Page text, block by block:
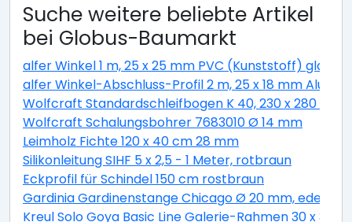
Suche weitere beliebte Artikel
bei Globus-Baumarkt
alfer Winkel 1 m, 25 x 25 mm PVC (Kunststoff) glatt
alfer Winkel-Abschluss-Profil 2 m, 25 x 18 mm
Wolfcraft Standardschleifbogen K 40, 230 x 280 cm
Wolfcraft Schalungsbohrer 7683010 Ø 14 mm
Leimholz Fichte 120 x 40 cm 28 mm
Silikonleitung SIHF 5 x 2,5 - 1 Meter, rotbraun
Eckprofil für Schindel 150 cm rostbraun
Gardinia Gardinenstange Chicago Ø 20 mm,
Kreul Solo Goya Basic Line Galerie-Rahmen 30 x 30